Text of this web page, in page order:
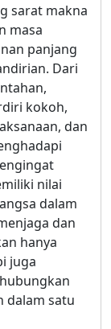
sarat makna
masa
panjang
Dari
kokoh,
dan
nilai
dalam
dan
hanya
juga
dalam satu